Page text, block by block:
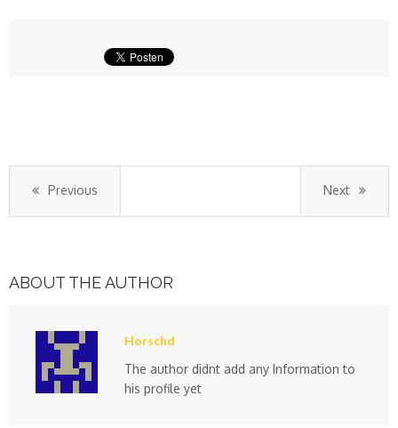
Previous Next
ABOUT THE AUTHOR
Horschd
The author didnt add any Information to
his profile yet